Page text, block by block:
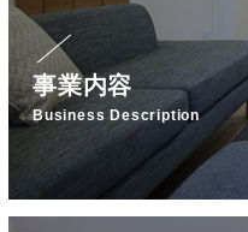
事業内容
Business Description